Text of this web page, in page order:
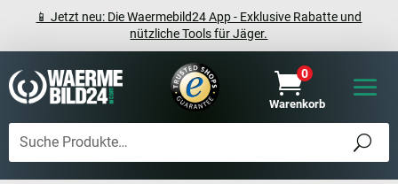
📱 Jetzt neu: Die Waermebild24 App - Exklusive Rabatte und
nützliche Tools für Jäger.
0
Warenkorb